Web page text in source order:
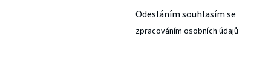
Odesláním souhlasím se
zpracováním osobních údajů